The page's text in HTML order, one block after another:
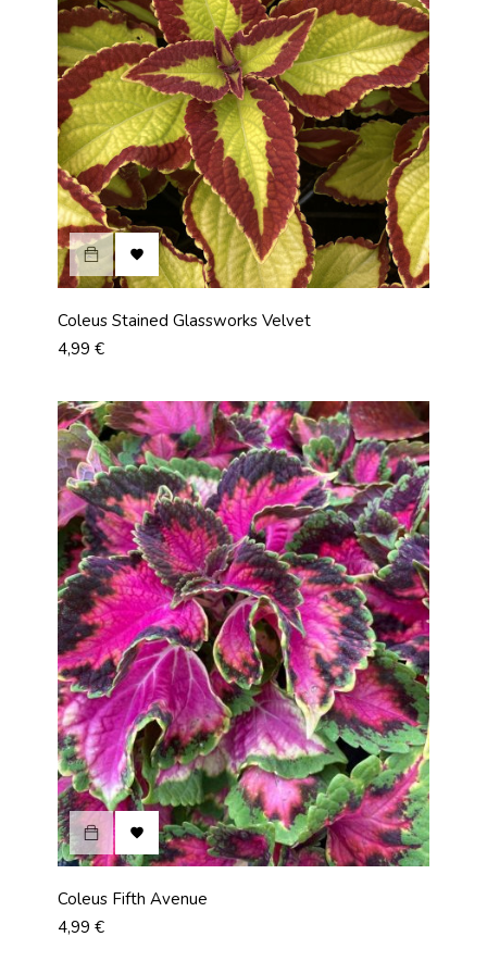

Coleus Stained Glassworks Velvet
Prix
4,99 €

Coleus Fifth Avenue
Prix
4,99 €